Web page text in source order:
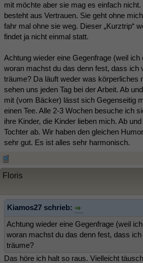
mit möchte aber sie mag es einfach
besteht aus Vertrauen. Sie geht ohne
fahr mal ohne sie weg. Dieser „Kurztrip“
findet ja nicht einmal statt.
Achtung wieder eine Gegenfrage (weil ich
woran machst du das denn fest, dass ich
träume? Da läuft weder was körperliches
sehen uns jeden Tag bei der Arbeit. Ab
mit (vom Bäcker) lässt sich Gegenseitig
einen Tee. Alle 2-3 Wochen besuche ich
ihre Kinder, die Kinder lieben mich. Ab
Tochter ab. Wir haben den gleichen
sehr gut. Es ist alles sehr harmonisch.
Floris
Kiamos27 schrieb:
Achtung wieder eine Gegenfrage (weil
woran machst du das denn fest, dass
träume?
Das höre ich halt so raus. Vielleicht